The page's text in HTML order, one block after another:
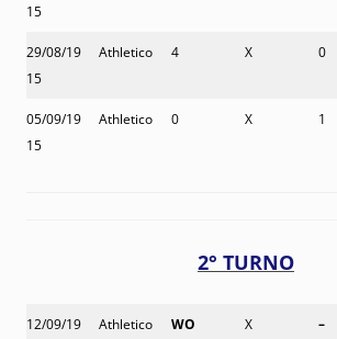
15
29/08/19
15
Athletico 4 X 0
05/09/19
15
Athletico 0 X 1
2° TURNO
12/09/19
Athletico WO X –